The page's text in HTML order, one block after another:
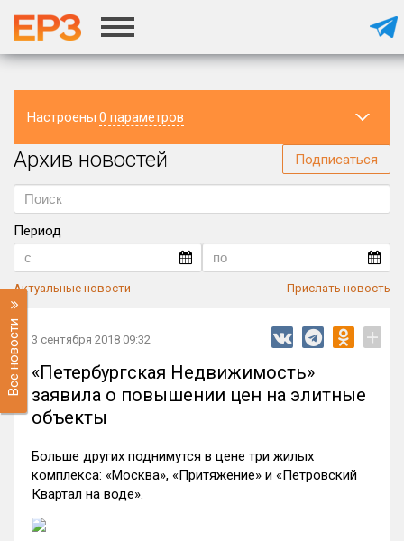
Настроены 0 параметров
Регион
Архив новостей Подписаться
Период
Актуальные новости Прислать новость
Все новости 3 сентября 2018 09:32 +
«Петербургская Недвижимость»
заявила о повышении цен на элитные
объекты
Больше других поднимутся в цене три жилых
комплекса: «Москва», «Притяжение» и «Петровский
Квартал на воде».